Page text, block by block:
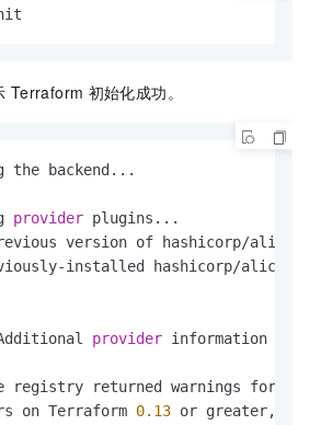
Terraform 初始化成功。
backend...
provider plugins...
version of hashicorp/
installed hashicorp/
provider information
registry returned warnings for
on Terraform 0.13 or greater,